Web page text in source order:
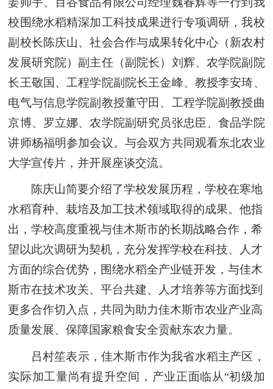
校围绕水稻精深加工科技成果进行专项调研，我校
副校长陈庆山、社会合作与成果转化中心（新农村
发展研究院）副主任（副院长）刘辉、农学院副院
长王敬国、 工程学院副院长王金峰、教授李安琦、
电气与信息学院副教授董守田、工程学院副教授曲
京博、罗立娜、农学院副研究员张忠臣、食品学院
讲师杨福明参加会议。与会双方共同观看东北农业
大学宣传片，并开展座谈交流。
陈庆山简要介绍了学校发展历程，学校在寒地
水稻育种、栽培及加工技术领域取得的成果。他指
出，学校高度重视与佳木斯市的长期战略合作，希
望以此次调研为契机，充分发挥学校在科技、人才
方面的综合优势，围绕水稻全产业链开发，与佳木
斯市在技术攻关、平台共建、人才培养等方面找到
更多合作切入点，共同为助力佳木斯市农业产业高
质量发展、保障国家粮食安全贡献东农力量。
吕村笙表示，佳木斯市作为我省水稻主产区，
实际加工量尚有提升空间，产业正面临从“初级加